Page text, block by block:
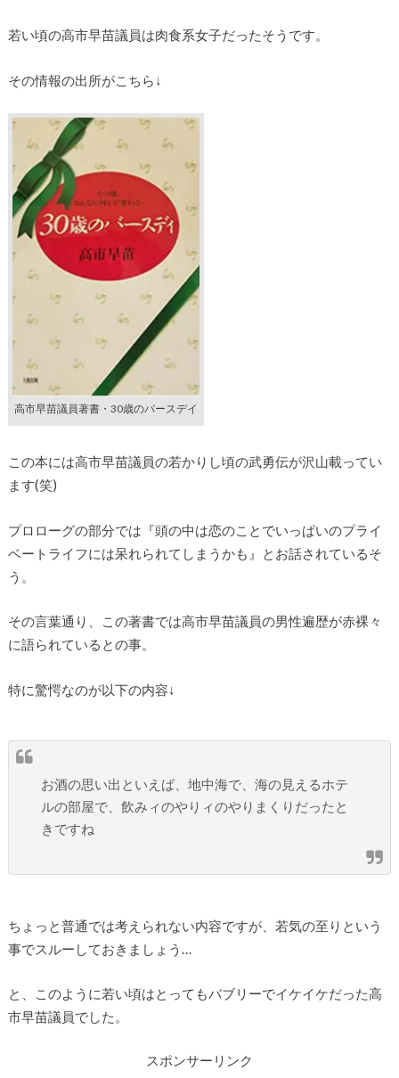
若い頃の高市早苗議員は肉食系女子だったそうです。
その情報の出所がこちら↓
高市早苗議員著書・30歳のバースデイ
この本には高市早苗議員の若かりし頃の武勇伝が沢山載ってい
ます(笑)
プロローグの部分では『頭の中は恋のことでいっぱいのプライ
ベートライフには呆れられてしまうかも』とお話されているそ
う。
その言葉通り、この著書では高市早苗議員の男性遍歴が赤裸々
に語られているとの事。
特に驚愕なのが以下の内容↓
お酒の思い出といえば、地中海で、海の見えるホテ
ルの部屋で、飲みィのやりィのやりまくりだったと
きですね
ちょっと普通では考えられない内容ですが、若気の至りという
事でスルーしておきましょう…
と、このように若い頃はとってもバブリーでイケイケだった高
市早苗議員でした。
スポンサーリンク